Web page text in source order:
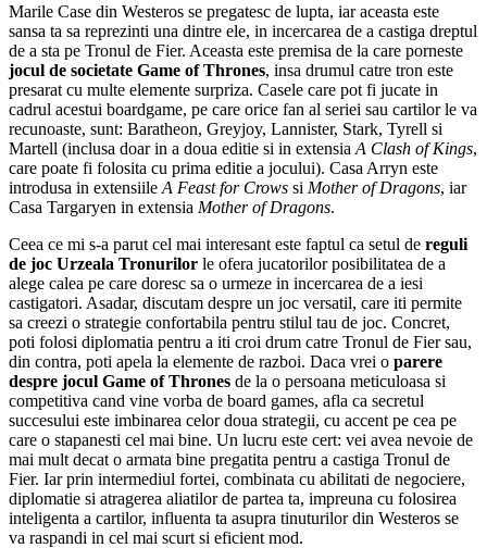
Marile Case din Westeros se pregatesc de lupta, iar aceasta este
sansa ta sa reprezinti una dintre ele, in incercarea de a castiga dreptul
de a sta pe Tronul de Fier. Aceasta este premisa de la care porneste
jocul de societate Game of Thrones, insa drumul catre tron este
presarat cu multe elemente surpriza. Casele care pot fi jucate in
cadrul acestui boardgame, pe care orice fan al seriei sau cartilor le va
recunoaste, sunt: Baratheon, Greyjoy, Lannister, Stark, Tyrell si
Martell (inclusa doar in a doua editie si in extensia A Clash of Kings,
care poate fi folosita cu prima editie a jocului). Casa Arryn este
introdusa in extensiile A Feast for Crows si Mother of Dragons, iar
Casa Targaryen in extensia Mother of Dragons.
Ceea ce mi s-a parut cel mai interesant este faptul ca setul de reguli
de joc Urzeala Tronurilor le ofera jucatorilor posibilitatea de a
alege calea pe care doresc sa o urmeze in incercarea de a iesi
castigatori. Asadar, discutam despre un joc versatil, care iti permite
sa creezi o strategie confortabila pentru stilul tau de joc. Concret,
poti folosi diplomatia pentru a iti croi drum catre Tronul de Fier sau,
din contra, poti apela la elemente de razboi. Daca vrei o parere
despre jocul Game of Thrones de la o persoana meticuloasa si
competitiva cand vine vorba de board games, afla ca secretul
succesului este imbinarea celor doua strategii, cu accent pe cea pe
care o stapanesti cel mai bine. Un lucru este cert: vei avea nevoie de
mai mult decat o armata bine pregatita pentru a castiga Tronul de
Fier. Iar prin intermediul fortei, combinata cu abilitati de negociere,
diplomatie si atragerea aliatilor de partea ta, impreuna cu folosirea
inteligenta a cartilor, influenta ta asupra tinuturilor din Westeros se
va raspandi in cel mai scurt si eficient mod.